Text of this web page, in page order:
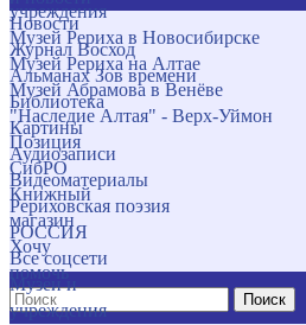
учреждения
Музей Рериха в Новосибирске
Музей Рериха на Алтае
Музей Абрамова в Венёве
"Наследие Алтая" - Верх-Уймон
Позиция
СибРО
Книжный
магазин
Хочу
помочь
Поиск
Новости
Журнал Восход
Альманах Зов времени
Библиотека
Картины
Аудиозаписи
Видеоматериалы
Рериховская поэзия
РОССИЯ
Все соцсети
Музеи и
учреждения